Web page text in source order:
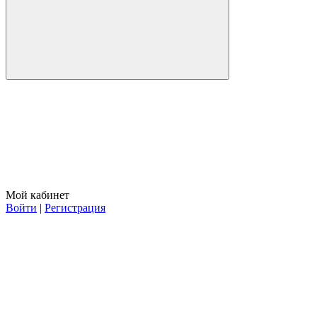
Мой кабинет
Войти | Регистрация